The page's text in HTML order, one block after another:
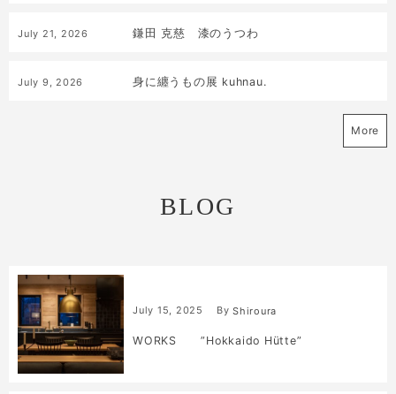
July 21, 2026 鎌田 克慈 漆のうつわ
July 9 , 2026 身に纏うもの展 kuhnau.
More
BLOG
July 15, 2025 By Shiroura
WORKS ”Hokkaido Hütte”